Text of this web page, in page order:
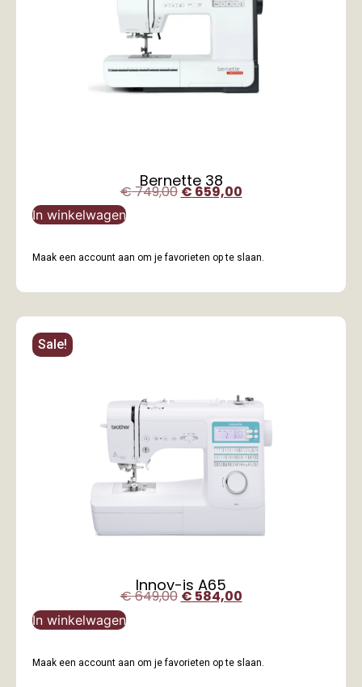
Bernette 38
€749,00 €659,00
In winkelwagen
Maak een account aan om je favorieten op te slaan.
Sale!
Innov-is A65
€649,00 €584,00
In winkelwagen
Maak een account aan om je favorieten op te slaan.